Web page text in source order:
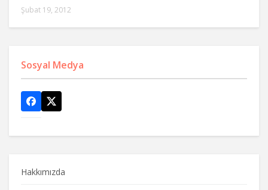
Şubat 19, 2012
Sosyal Medya
Hakkımızda